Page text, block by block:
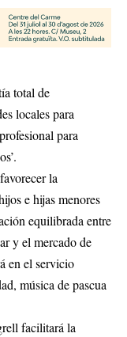
total de
locales para
para
la
e hijas menores
equilibrada entre
y el mercado de
en el servicio
música de pascua
facilitará la